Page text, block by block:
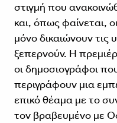
στιγμή που
και, όπως φαίνεται,
μόνο δικαιώνουν τις
ξεπερνούν. Η
οι δημοσιογράφοι
περιγράφουν μια
επικό θέαμα με το
τον βραβευμένο με